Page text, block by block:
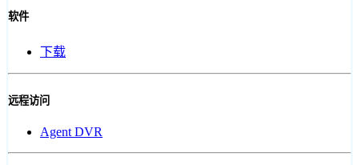
软件
下载
远程访问
Agent DVR